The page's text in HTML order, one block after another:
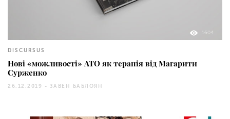
1604
DISCURSUS
Нові «можливості» АТО як терапія від Магарити
Сурженко
26.12.2019 - ЗАВЕН БАБЛОЯН